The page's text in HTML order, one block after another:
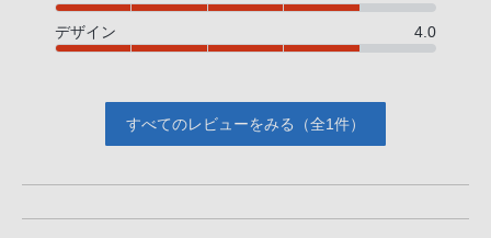
デザイン 4.0
すべてのレビューをみる（全1件）